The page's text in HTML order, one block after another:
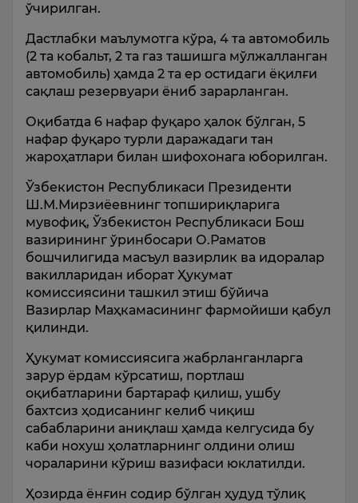
ўчирилган.
Дастлабки маълумотга кўра, 4 та автомобиль
(2 та кобальт, 2 та газ ташишга мўлжалланган
автомобиль) ҳамда 2 та ер остидаги ёқилғи
сақлаш резервуари ёниб зарарланган.
Оқибатда 6 нафар фуқаро ҳалок бўлган, 5
нафар фуқаро турли даражадаги тан
жароҳатлари билан шифохонага юборилган.
Ўзбекистон Республикаси Президенти
Ш.М.Мирзиёевнинг топшириқларига
мувофиқ, Ўзбекистон Республикаси Бош
вазирининг ўринбосари О.Раматов
бошчилигида масъул вазирлик ва идоралар
вакилларидан иборат Ҳукумат
комиссиясини ташкил этиш бўйича
Вазирлар Маҳкамасининг фармойиши қабул
қилинди.
Ҳукумат комиссиясига жабрланганларга
зарур ёрдам кўрсатиш, портлаш
оқибатларини бартараф қилиш, ушбу
бахтсиз ҳодисанинг келиб чиқиш
сабабларини аниқлаш ҳамда келгусида бу
каби нохуш ҳолатларнинг олдини олиш
чораларини кўриш вазифаси юклатилди.
Ҳозирда ёнғин содир бўлган ҳудуд тўлиқ